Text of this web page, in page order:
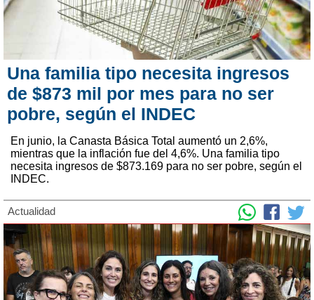
Permitir a www.elcomercioonline.com.ar que
envíe notificaciones push vía web a su
computadora.
Powered by SendPulse
No permitir
Permitir
×
Una familia tipo necesita ingresos
de $873 mil por mes para no ser
pobre, según el INDEC
En junio, la Canasta Básica Total aumentó un 2,6%,
mientras que la inflación fue del 4,6%. Una familia tipo
necesita ingresos de $873.169 para no ser pobre, según el
INDEC.
Actualidad